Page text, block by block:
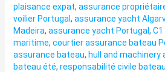
plaisance expat, assurance
voilier Portugal, assurance yacht
Madeira, assurance yacht Portugal,
maritime, courtier assurance bateau
assurance bateau, hull and machinery
bateau été, responsabilité civile bateau
bien
assuré
au
Portugal